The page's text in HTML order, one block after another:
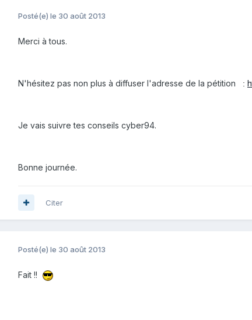
Posté(e) le 30 août 2013
Merci à tous.
N'hésitez pas non plus à diffuser l'adresse de la pétition :
Je vais suivre tes conseils cyber94.
Bonne journée.
Citer
Posté(e) le 30 août 2013
Fait !!